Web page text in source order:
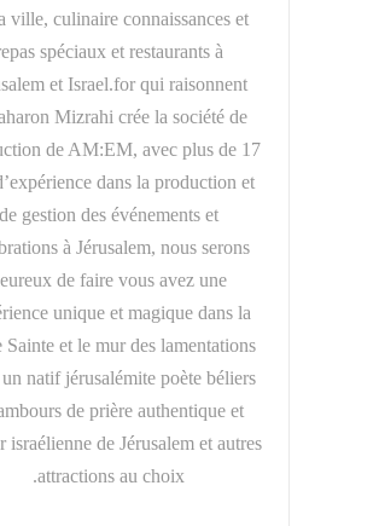
ville, culinaire connaissances et
spéciaux et restaurants à
et Israel.for qui raisonnent
Mizrahi crée la société de
de AM:EM, avec plus de 17
dans la production et
de gestion des événements et
à Jérusalem, nous serons
de faire vous avez une
unique et magique dans la
Sainte et le mur des lamentations
natif jérusalémite poète béliers
de prière authentique et
israélienne de Jérusalem et autres
attractions au choix.